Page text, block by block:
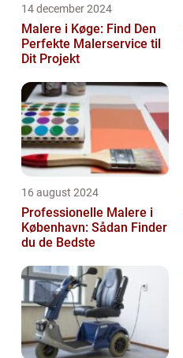
14 december 2024
Malere i Køge: Find Den
Perfekte Malerservice til
Dit Projekt
16 august 2024
Professionelle Malere i
København: Sådan Finder
du de Bedste